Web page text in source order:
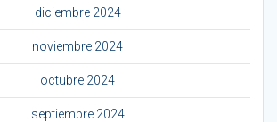
diciembre 2024
noviembre 2024
octubre 2024
septiembre 2024